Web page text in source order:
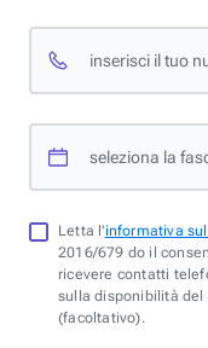
inserisci il tuo
seleziona la
Letta l'informativa
2016/679 do il
ricevere contatti
sulla disponibilità
(facoltativo).